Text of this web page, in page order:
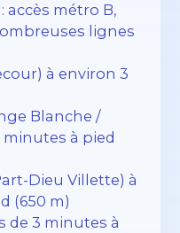
accès métro B,
lignes
à environ 3
Blanche /
à pied
Dieu Villette) à
(650 m)
de 3 minutes à